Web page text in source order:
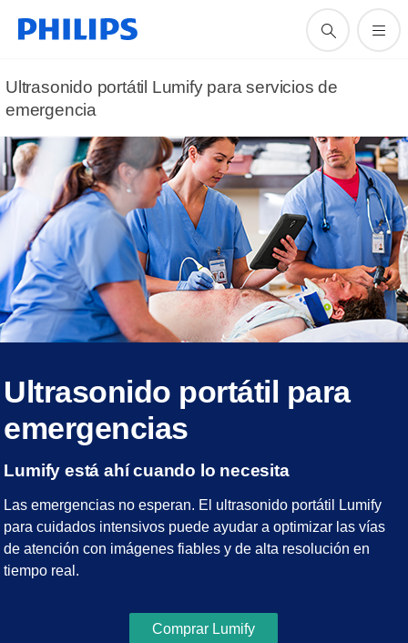
Ultrasonido portátil Lumify para servicios de
emergencia
Ultrasonido portátil para
emergencias
Lumify está ahí cuando lo necesita
Las emergencias no esperan. El ultrasonido portátil Lumify
para cuidados intensivos puede ayudar a optimizar las vías
de atención con imágenes fiables y de alta resolución en
tiempo real.
Comprar Lumify